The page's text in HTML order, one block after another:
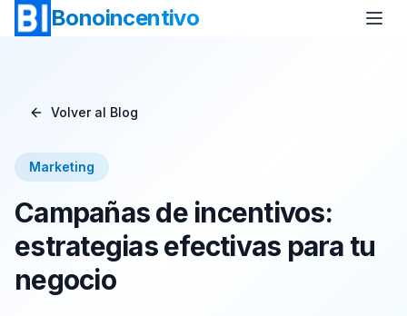
Bonoincentivo
Bono Vuelo
Bono Europa Bono Minicrucero
Bono Crucero
Volver al Blog
Marketing
Campañas de incentivos:
estrategias efectivas para tu
negocio